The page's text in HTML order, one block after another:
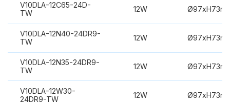
V10DLA-12C65-24D-
TW
12W
V10DLA-12N40-24DR9-
TW
12W
V10DLA-12N35-24DR9-
TW
12W
V10DLA-12W30-
24DR9-TW
12W